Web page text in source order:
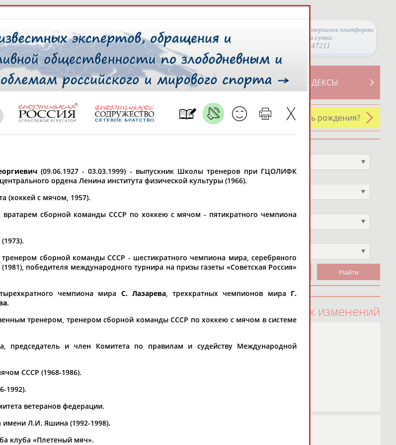
Просмотры материалов платформы
за сутки:
47211
СВОДНЫЕ ИНДЕКСЫ
ТАБЛО АКТИВНОСТИ
РЕСУРСНАЯ ПЛОЩАДКА
У кого сегодня день рождения?
* для действующих спортсменов
Спортивное звание
Не выбран
100 последних изменений
(09.06.1927 - 03.03.1999) - выпускник Школы тренеров при ГЦОЛИФК
ордена Ленина института физической культуры (1966).
(хоккей с мячом, 1957).
вратарем сборной команды СССР по хоккею с мячом - пятикратного чемпиона
тренером сборной команды СССР - шестикратного чемпиона мира, серебряного
победителя международного турнира на призы газеты «Советская Россия»
чемпиона мира С. Лазарева, трехкратных чемпионов мира Г.
.
тренером, тренером сборной команды СССР по хоккею с мячом в системе
председатель и член Комитета по правилам и судейству Международной
СССР (1968-1986).
1992).
ветеранов федерации.
Л.И. Яшина (1992-1998).
клуба «Плетеный мяч».